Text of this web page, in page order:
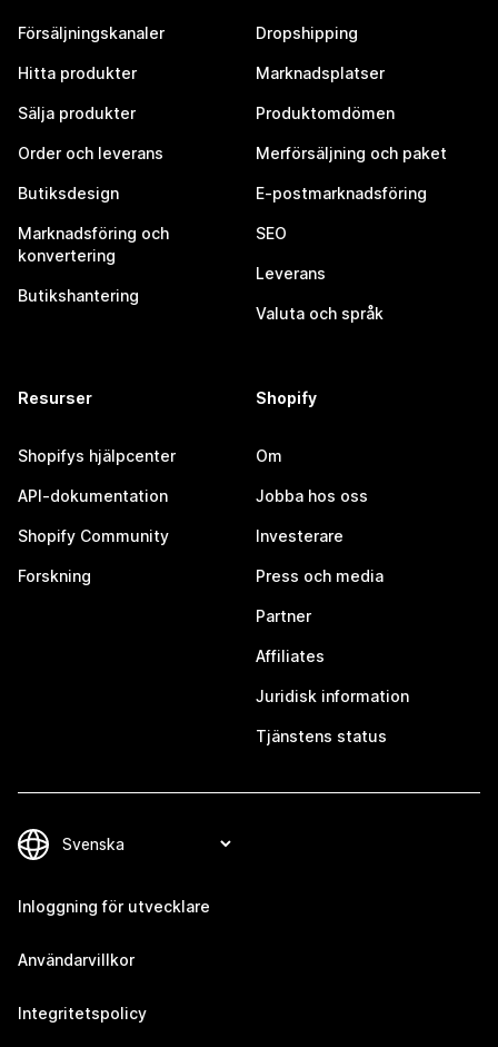
Försäljningskanaler
Hitta produkter
Sälja produkter
Order och leverans
Butiksdesign
Marknadsföring och
konvertering
Butikshantering
Dropshipping
Marknadsplatser
Produktomdömen
Merförsäljning och paket
E-postmarknadsföring
SEO
Leverans
Valuta och språk
Resurser
Shopifys hjälpcenter
API-dokumentation
Shopify Community
Forskning
Shopify
Om
Jobba hos oss
Investerare
Press och media
Partner
Affiliates
Juridisk information
Tjänstens status
Inloggning för utvecklare
Användarvillkor
Integritetspolicy